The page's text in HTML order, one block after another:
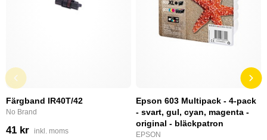
Färgband IR40T/42
No Brand
41 kr inkl. moms
Epson 603 Multipack - 4-pack
- svart, gul, cyan, magenta -
original - bläckpatron
EPSON